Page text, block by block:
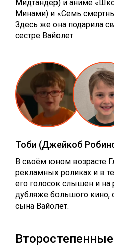
Мидтандер) и аниме
Минами) и «Семь
Здесь же она подарила
сестре Вайолет.
Тоби (Джейкоб
В своём юном возрасте
рекламных роликах и в
его голосок слышен и
дубляже большого кино,
сына Вайолет.